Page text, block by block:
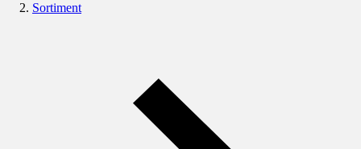
Sortiment